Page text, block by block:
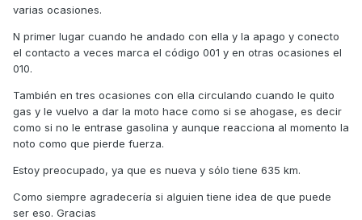
varias ocasiones.
N primer lugar cuando he andado con ella y la apago y conecto
el contacto a veces marca el código 001 y en otras ocasiones el
010.
También en tres ocasiones con ella circulando cuando le quito
gas y le vuelvo a dar la moto hace como si se ahogase, es decir
como si no le entrase gasolina y aunque reacciona al momento la
noto como que pierde fuerza.
Estoy preocupado, ya que es nueva y sólo tiene 635 km.
Como siempre agradecería si alguien tiene idea de que puede
ser eso. Gracias